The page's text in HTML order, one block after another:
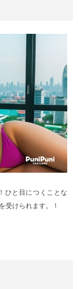
ひと目につくことな
受けられます。！